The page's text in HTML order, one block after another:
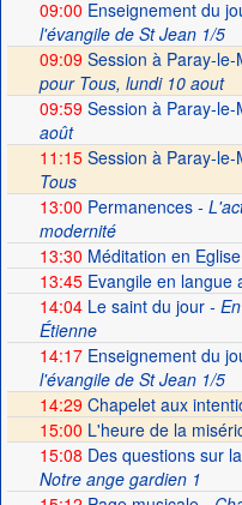
09:00 Enseignement du
l'évangile de St Jean 1/5
09:09 Session à Paray-le-
pour Tous, lundi 10 aout
09:59Session à Paray-le-
août
11:15Session à Paray-le-
Tous
13:00 Permanences-
modernité
13:30 Méditation en Eglise
13:45Evangile en langue
14:04Le saint du jour- En
Étienne
14:17Enseignement du
l'évangile de St Jean 1/5
14:29 Chapelet aux
15:00 L'heure de la
15:08 Des questions sur
Notre ange gardien 1